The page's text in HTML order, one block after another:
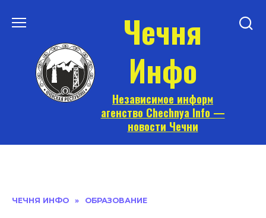
Чечня
Инфо
Независимое информ
агенство Chechnya Info —
новости Чечни
ЧЕЧНЯ ИНФО » ОБРАЗОВАНИЕ